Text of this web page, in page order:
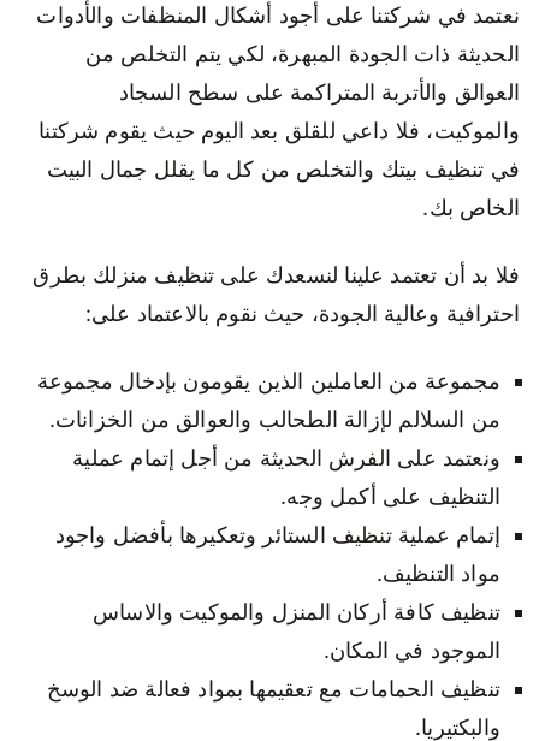
نعتمد في شركتنا على أجود أشكال المنظفات والأدوات
الحديثة ذات الجودة المبهرة، لكي يتم التخلص من
العوالق والأتربة المتراكمة على سطح السجاد
والموكيت، فلا داعي للقلق بعد اليوم حيث يقوم شركتنا
في تنظيف بيتك والتخلص من كل ما يقلل جمال البيت
الخاص بك.
فلا بد أن تعتمد علينا لنسعدك على تنظيف منزلك بطرق
احترافية وعالية الجودة، حيث نقوم بالاعتماد على:
مجموعة من العاملين الذين يقومون بإدخال مجموعة
من السلالم لإزالة الطحالب والعوالق من الخزانات.
ونعتمد على الفرش الحديثة من أجل إتمام عملية
التنظيف على أكمل وجه.
إتمام عملية تنظيف الستائر وتعكيرها بأفضل واجود
مواد التنظيف.
تنظيف كافة أركان المنزل والموكيت والاساس
الموجود في المكان.
تنظيف الحمامات مع تعقيمها بمواد فعالة ضد الوسخ
والبكتيريا.